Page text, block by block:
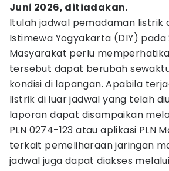
Juni 2026, ditiadakan.
Itulah jadwal pemadaman listrik
Istimewa Yogyakarta (DIY) pada
Masyarakat perlu
tersebut dapat berubah
kondisi di lapangan. Apabila
listrik di luar jadwal yang telah
laporan dapat disampaikan
PLN 0274-123 atau aplikasi PLN
terkait pemeliharaan jaringan
jadwal juga dapat diakses